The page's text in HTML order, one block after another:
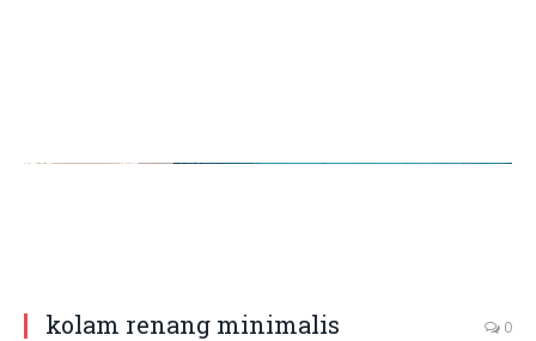
kolam renang minimalis 0